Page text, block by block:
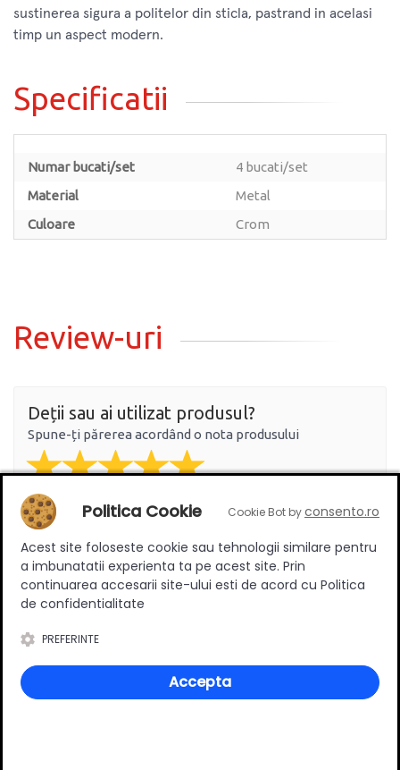
sustinerea sigura a politelor din sticla, pastrand in acelasi
timp un aspect modern.
Specificatii
Numar bucati/set
4 bucati/set
Material
Metal
Culoare
Crom
Review-uri
Deții sau ai utilizat produsul?
Spune-ți părerea acordând o nota produsului
Adaugă un review
Ratingul general al produsului
Politica Cookie Cookie Bot byconsento.ro
Acest site foloseste cookie sau tehnologii similare pentru
a imbunatatii experienta ta pe acest site. Prin
continuarea accesarii site-ului esti de acord cu Politica
de confidentialitate
PREFERINTE
Accepta